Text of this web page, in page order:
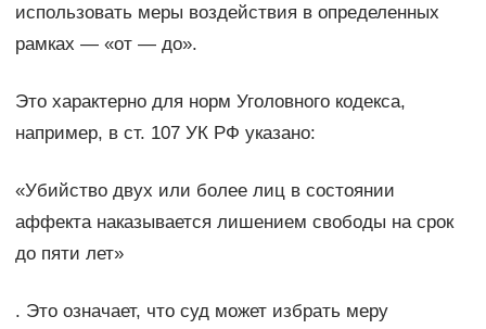
использовать меры воздействия в определенных
рамках — «от — до».
Это характер­но для норм Уголовного кодекса,
например, в ст. 107 УК РФ указано:
«Убийство двух или более лиц в состоянии
аффекта наказывается ли­шением свободы на срок
до пяти лет»
. Это означает, что суд может избрать меру